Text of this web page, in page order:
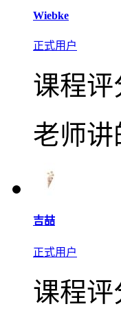
Wiebke
正式用户
课程评
老师讲
吉喆
正式用户
课程评